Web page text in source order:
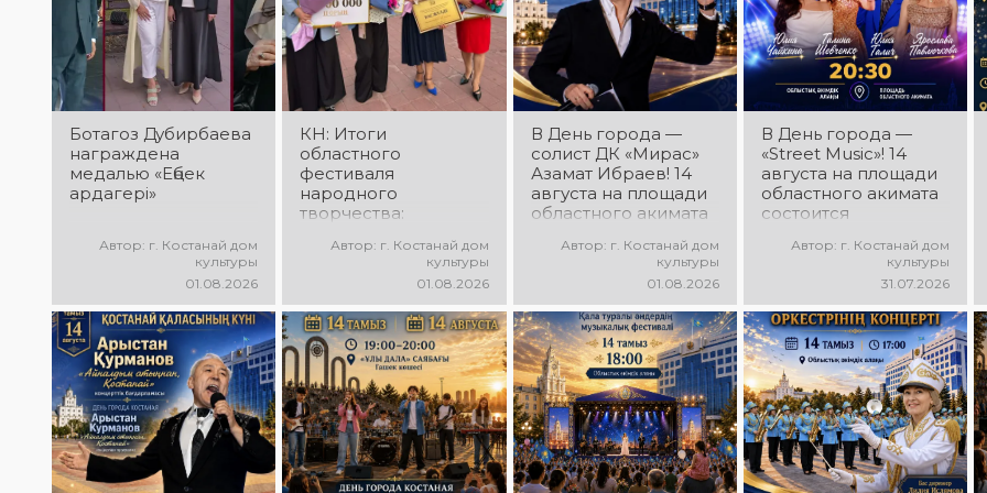
незабываемые
эмоции и особая
праздничная
атмосфера!
прекрасные песни,
зажигательные
танцы и
праздничное
настроение!
постановки, яркие
образы,
зажигательные
ритмы и
праздничное
настроение!
Ботагоз Дубирбаева
награждена
медалью «Еңбек
ардагері»
Автор: г. Костанай дом
культуры
01.08.2026
КН: Итоги
областного
фестиваля
народного
творчества:
Автор: г. Костанай дом
культуры
01.08.2026
В День города —
солист ДК «Мирас»
Азамат Ибраев! 14
августа на площади
областного акимата
концертная
программа Азамата
Ибраева! Вас ждут
любимые песни,
яркое выступление,
мощная энергия и
праздничное
настроение!
Автор: г. Костанай дом
культуры
01.08.2026
В День города —
«Street Music»! 14
августа на площади
областного акимата
состоится
программа
коллективов города
«Street Music»! Вас
ждут современная
музыка, яркие
выступления,
мощная энергия и
праздничное
настроение!
Автор: г. Костанай дом
культуры
31.07.2026